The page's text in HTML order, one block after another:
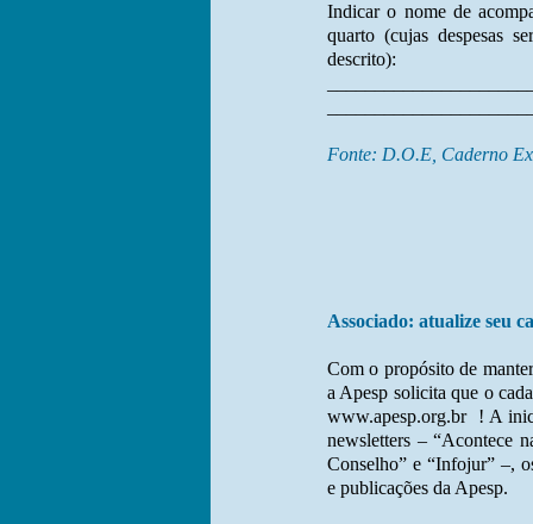
Indicar o nome de
quarto (cujas despesas
descrito):
Fonte: D.O.E, Caderno
Associado: atualize seu
Com o propósito de
a Apesp solicita que o
www.apesp.org.br
! A
newsletters – “Acontece
Conselho” e “Infojur” –,
e publicações da Apesp.